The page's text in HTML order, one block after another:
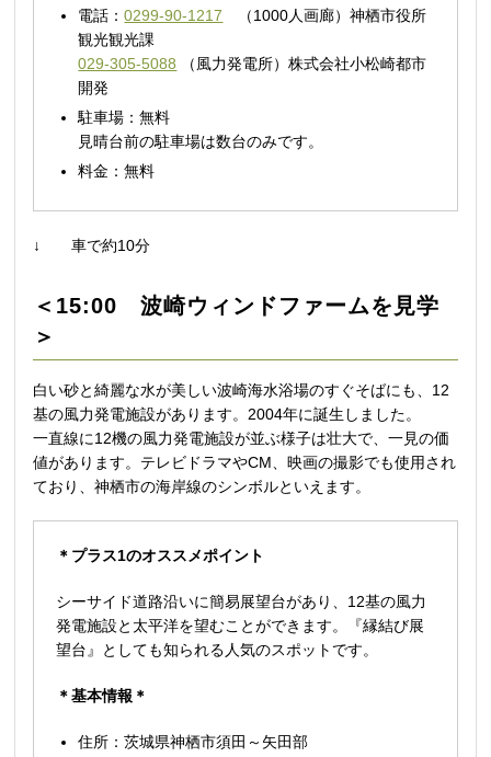
電話：0299-90-1217 （1000人画廊）神栖市役所
観光観光課
029-305-5088 （風力発電所）株式会社小松崎都市
開発
駐車場：無料
見晴台前の駐車場は数台のみです。
料金：無料
↓ 車で約10分
＜15:00 波崎ウィンドファームを見学
＞
白い砂と綺麗な水が美しい波崎海水浴場のすぐそばにも、12
基の風力発電施設があります。2004年に誕生しました。
一直線に12機の風力発電施設が並ぶ様子は壮大で、一見の価
値があります。テレビドラマやCM、映画の撮影でも使用され
ており、神栖市の海岸線のシンボルといえます。
＊プラス1のオススメポイント
シーサイド道路沿いに簡易展望台があり、12基の風力
発電施設と太平洋を望むことができます。『縁結び展
望台』としても知られる人気のスポットです。
＊基本情報＊
住所：茨城県神栖市須田～矢田部